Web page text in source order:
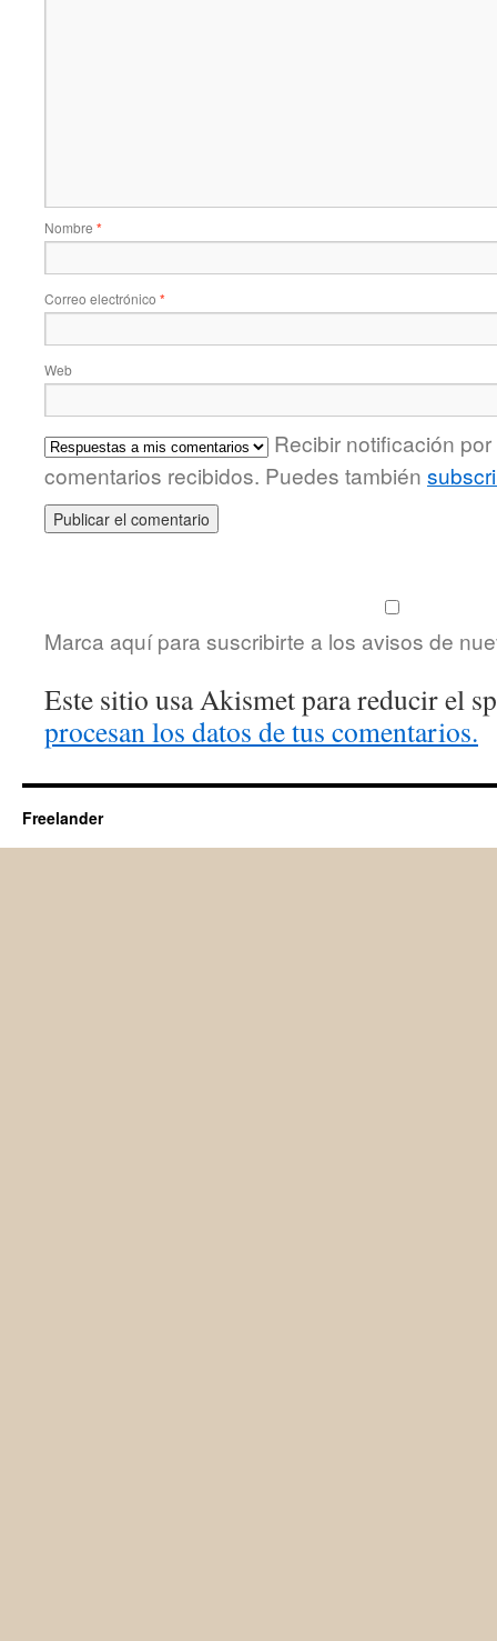
Nombre *
Correo electrónico *
Web
Recibir notificación
comentarios recibidos. Puedes también
Marca aquí para suscribirte a los avisos de
Este sitio usa Akismet para reducir el
procesan los datos de tus comentarios.
Freelander